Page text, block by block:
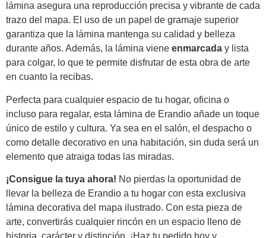
lámina asegura una reproducción precisa y vibrante de cada
trazo del mapa. El uso de un papel de gramaje superior
garantiza que la lámina mantenga su calidad y belleza
durante años. Además, la lámina viene enmarcada y lista
para colgar, lo que te permite disfrutar de esta obra de arte
en cuanto la recibas.
Perfecta para cualquier espacio de tu hogar, oficina o
incluso para regalar, esta lámina de Erandio añade un toque
único de estilo y cultura. Ya sea en el salón, el despacho o
como detalle decorativo en una habitación, sin duda será un
elemento que atraiga todas las miradas.
¡Consigue la tuya ahora! No pierdas la oportunidad de
llevar la belleza de Erandio a tu hogar con esta exclusiva
lámina decorativa del mapa ilustrado. Con esta pieza de
arte, convertirás cualquier rincón en un espacio lleno de
historia, carácter y distinción. ¡Haz tu pedido hoy y